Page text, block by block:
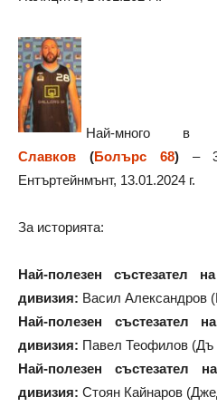
Най-много
Славков (Болърс 68)–
Ентъртейнмънт, 13.01.2024 г.
За историята:
Най-полезен състезател
дивизия: Васил Александров
Най-полезен състезател
дивизия: Павел Теофилов
Най-полезен състезател
дивизия: Стоян Кайнаров